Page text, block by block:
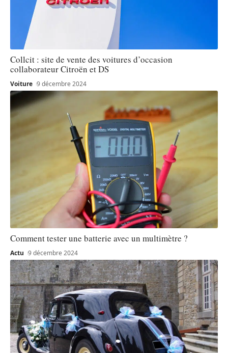
Collcit : site de vente des voitures d’occasion
collaborateur Citroën et DS
Voiture 9 décembre 2024
Comment tester une batterie avec un multimètre ?
Actu 9 décembre 2024